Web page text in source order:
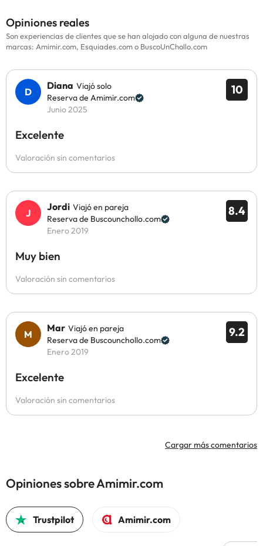
Opiniones reales
Son experiencias de clientes que se han alojado con alguna de nuestras
marcas: Amimir.com, Esquiades.com o BuscoUnChollo.com
10
Diana Viajó solo
Reserva de Amimir.com
Junio 2025
Excelente
Valoración sin comentarios
8.4
Jordi Viajó en pareja
Reserva de Buscounchollo.com
Enero 2019
Muy bien
Valoración sin comentarios
9.2
Mar Viajó en pareja
Reserva de Buscounchollo.com
Enero 2019
Excelente
Valoración sin comentarios
Cargar más comentarios
Opiniones sobre Amimir.com
Trustpilot Amimir.com